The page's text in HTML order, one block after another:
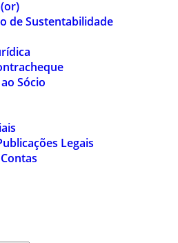
de Sustentabilidade
Sócio
Legais